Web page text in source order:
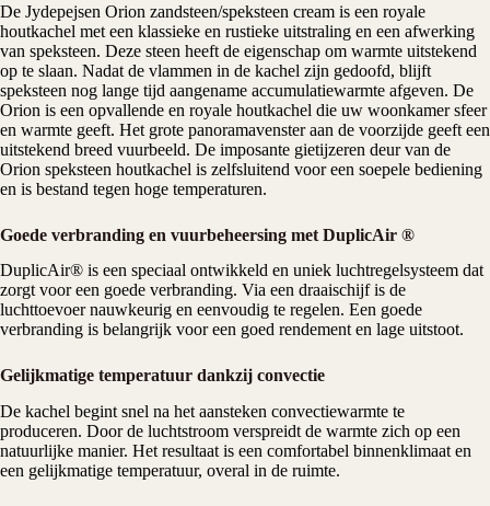
De Jydepejsen Orion zandsteen/speksteen cream is een royale
houtkachel met een klassieke en rustieke uitstraling en een afwerking
van speksteen. Deze steen heeft de eigenschap om warmte uitstekend
op te slaan. Nadat de vlammen in de kachel zijn gedoofd, blijft
speksteen nog lange tijd aangename accumulatiewarmte afgeven. De
Orion is een opvallende en royale houtkachel die uw woonkamer sfeer
en warmte geeft. Het grote panoramavenster aan de voorzijde geeft een
uitstekend breed vuurbeeld. De imposante gietijzeren deur van de
Orion speksteen houtkachel is zelfsluitend voor een soepele bediening
en is bestand tegen hoge temperaturen.
Goede verbranding en vuurbeheersing met DuplicAir ®
DuplicAir® is een speciaal ontwikkeld en uniek luchtregelsysteem dat
zorgt voor een goede verbranding. Via een draaischijf is de
luchttoevoer nauwkeurig en eenvoudig te regelen. Een goede
verbranding is belangrijk voor een goed rendement en lage uitstoot.
Gelijkmatige temperatuur dankzij convectie
De kachel begint snel na het aansteken convectiewarmte te
produceren. Door de luchtstroom verspreidt de warmte zich op een
natuurlijke manier. Het resultaat is een comfortabel binnenklimaat en
een gelijkmatige temperatuur, overal in de ruimte.